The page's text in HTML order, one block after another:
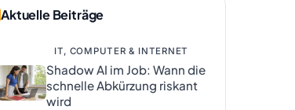
Aktuelle Beiträge
IT, COMPUTER & INTERNET
Shadow AI im Job: Wann die
schnelle Abkürzung riskant
wird